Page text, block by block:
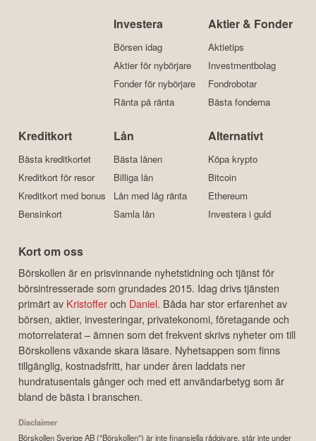
Investera
Börsen idag
Aktier för nybörjare
Fonder för nybörjare
Ränta på ränta
Aktier & Fonder
Aktietips
Investmentbolag
Fondrobotar
Bästa fonderna
Kreditkort
Bästa kreditkortet
Kreditkort för resor
Kreditkort med bonus
Bensinkort
Lån
Bästa lånen
Billiga lån
Lån med låg ränta
Samla lån
Alternativt
Köpa krypto
Bitcoin
Ethereum
Investera i guld
Kort om oss
Börskollen är en prisvinnande nyhetstidning och tjänst för
börsintresserade som grundades 2015. Idag drivs tjänsten
primärt av Kristofferoch Daniel. Båda har stor erfarenhet av
börsen, aktier, investeringar, privatekonomi, företagande och
motorrelaterat – ämnen som det frekvent skrivs nyheter om till
Börskollens växande skara läsare. Nyhetsappen som finns
tillgänglig, kostnadsfritt, har under åren laddats ner
hundratusentals gånger och med ett användarbetyg som är
bland de bästa i branschen.
Disclaimer
Börskollen Sverige AB ("Börskollen") är inte finansiella rådgivare, står inte under